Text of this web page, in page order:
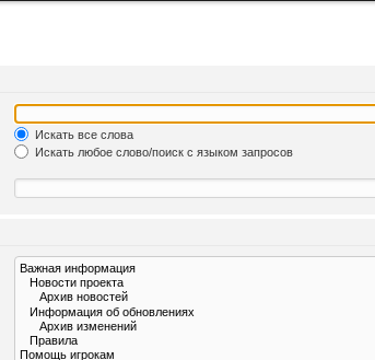
Искать все слова
Искать любое слово/поиск с языком запросов